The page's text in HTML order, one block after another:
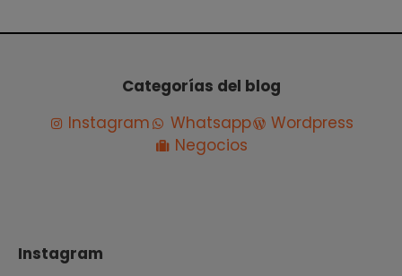
Categorías del blog
Instagram
Whatsapp
Wordpress
Negocios
Instagram